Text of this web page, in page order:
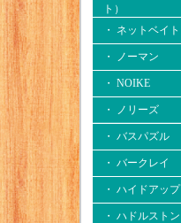
ト）
・ ネットベイト
・ ノーマン
・ NOIKE
・ ノリーズ
・ バスパズル
・ バークレイ
・ ハイドアップ
・ ハドルストン